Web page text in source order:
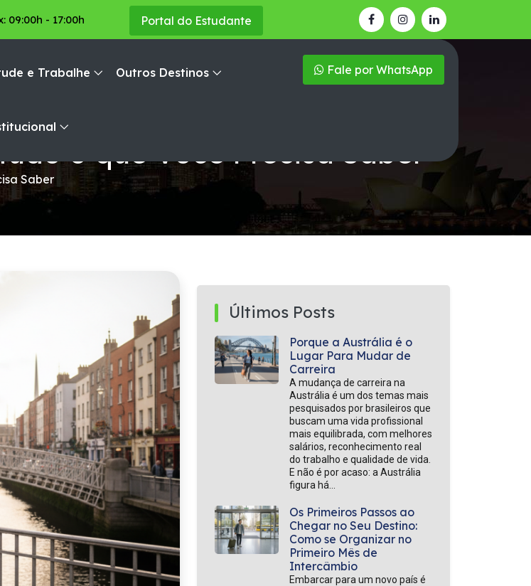
09:00h - 17:00h Portal do Estudante
e Trabalhe Outros Destinos Fale por WhatsApp
o que Você Precisa Saber
Saber
Últimos Posts
Porque a Austrália é o
Lugar Para Mudar de
Carreira
A mudança de carreira na
Austrália é um dos temas mais
pesquisados por brasileiros que
buscam uma vida profissional
mais equilibrada, com melhores
salários, reconhecimento real
do trabalho e qualidade de vida.
E não é por acaso: a Austrália
figura há...
Os Primeiros Passos ao
Chegar no Seu Destino:
Como se Organizar no
Primeiro Mês de
Intercâmbio
Embarcar para um novo país é